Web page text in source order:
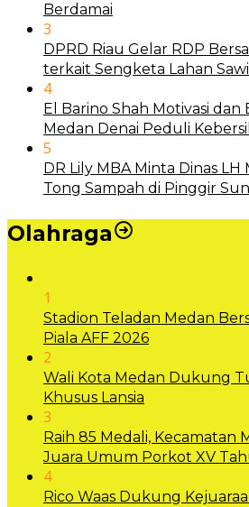
Berdamai
3
DPRD Riau Gelar RDP
terkait Sengketa Lahan
4
El Barino Shah Motivasi dan
Medan Denai Peduli
5
DR Lily MBA Minta Dinas LH
Tong Sampah di Pinggir
Olahraga
1
Stadion Teladan Medan
Piala AFF 2026
2
Wali Kota Medan Dukung
Khusus Lansia
3
Raih 85 Medali, Kecamatan
Juara Umum Porkot XV
4
Rico Waas Dukung